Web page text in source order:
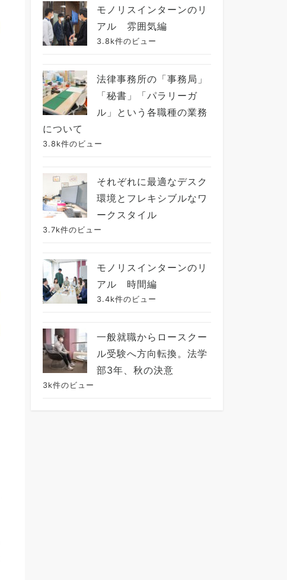
モノリスインターンのリ
アル 雰囲気編
3.8k件のビュー
法律事務所の「事務局」
「秘書」「パラリーガ
ル」という各職種の業務
について
3.8k件のビュー
それぞれに最適なデスク
環境とフレキシブルなワ
ークスタイル
3.7k件のビュー
モノリスインターンのリ
アル 時間編
3.4k件のビュー
一般就職からロースクー
ル受験へ方向転換。法学
部3年、秋の決意
3k件のビュー